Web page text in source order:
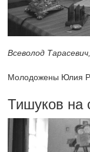
Всеволод
Молодожены Юлия
Тишуков на